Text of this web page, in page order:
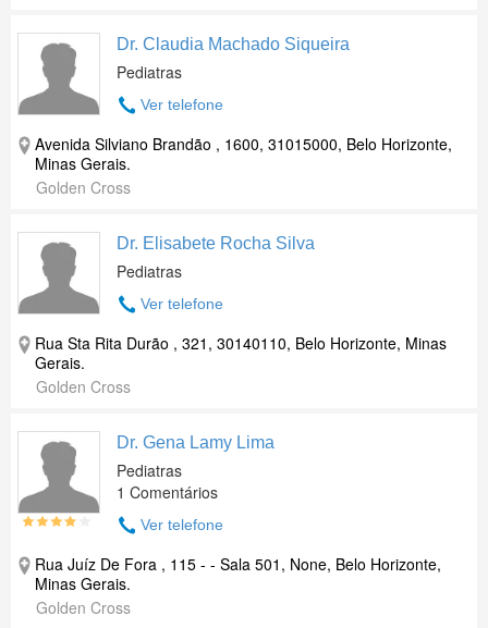
Dr. Claudia Machado Siqueira
Pediatras
Ver telefone
Avenida Silviano Brandão , 1600, 31015000, Belo Horizonte,
Minas Gerais.
Golden Cross
Dr. Elisabete Rocha Silva
Pediatras
Ver telefone
Rua Sta Rita Durão , 321, 30140110, Belo Horizonte, Minas
Gerais.
Golden Cross
Dr. Gena Lamy Lima
Pediatras
1 Comentários
Ver telefone
Rua Juíz De Fora , 115 - - Sala 501, None, Belo Horizonte,
Minas Gerais.
Golden Cross